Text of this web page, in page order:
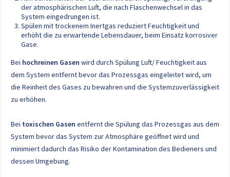
der atmosphärischen Luft, die nach Flaschenwechsel in das
System eingedrungen ist.
Spülen mit trockenem Inertgas reduziert Feuchtigkeit und
erhöht die zu erwartende Lebensdauer, beim Einsatz korrosiver
Gase.
Bei hochreinen Gasen wird durch Spülung Luft/ Feuchtigkeit aus
dem System entfernt bevor das Prozessgas eingeleitet wird, um
die Reinheit des Gases zu bewahren und die Systemzuverlässigkeit
zu erhöhen.
Bei toxischen Gasen entfernt die Spülung das Prozessgas aus dem
System bevor das System zur Atmosphäre geöffnet wird und
minimiert dadurch das Risiko der Kontamination des Bedieners und
dessen Umgebung.